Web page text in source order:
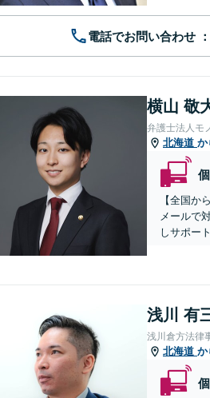
電話でお問い合わせ
横山 敬
弁護士法人モ
北海道 か
【全国か
メールで
しサポー
浅川 有
浅川倉方法律
北海道 か